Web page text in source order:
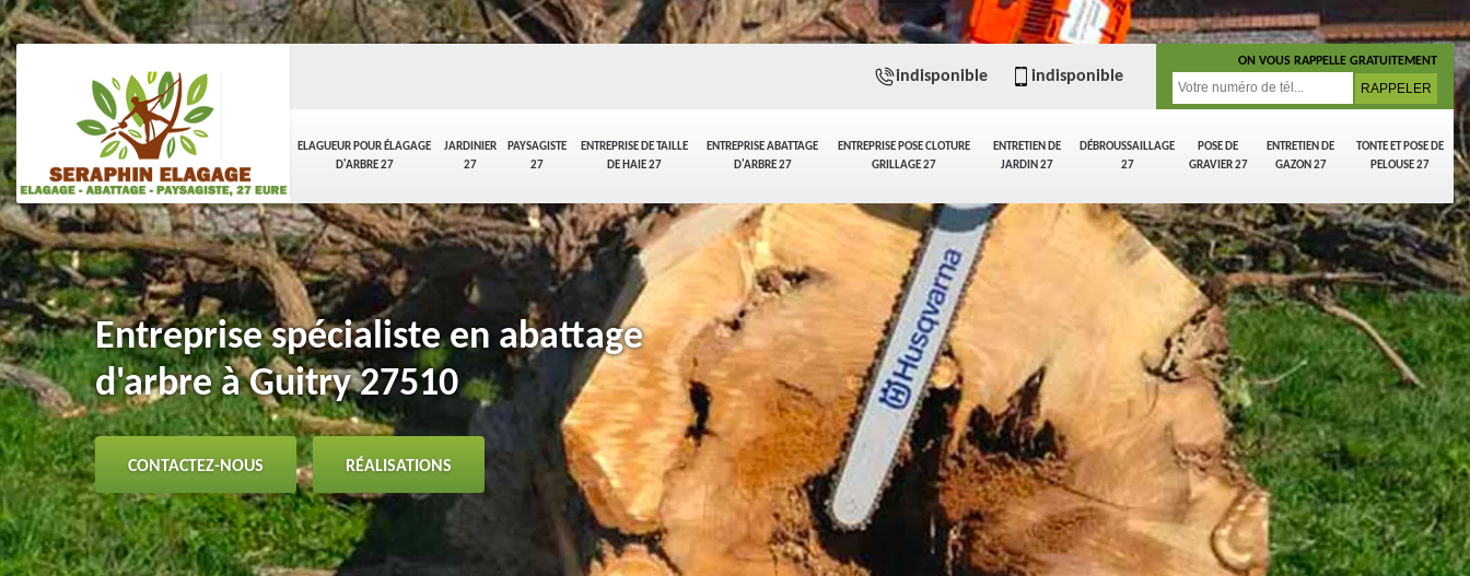
ELAGUEUR POUR ÉLAGAGE
D'ARBRE 27
JARDINIER
27
PAYSAGISTE
27
ENTREPRISE DE TAILLE
DE HAIE 27
ENTREPRISE ABATTAGE
D'ARBRE 27
ENTREPRISE POSE CLOTURE
GRILLAGE 27
ENTRETIEN DE
JARDIN 27
DÉBROUSSAILLAGE
27
POSE DE
GRAVIER 27
ENTRETIEN DE
GAZON 27
TONTE ET POSE DE
PELOUSE 27
indisponible indisponible
ON VOUS RAPPELLE GRATUITEMENT
Entreprise spécialiste en abattage
d'arbre à Guitry 27510
CONTACTEZ-NOUS RÉALISATIONS